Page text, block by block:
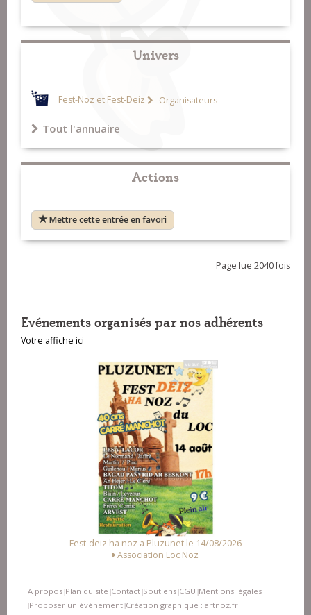
Univers
Fest-Noz et Fest-Deiz Organisateurs
Tout l'annuaire
Actions
Mettre cette entrée en favori
Page lue 2040 fois
Evénements organisés par nos adhérents
Votre affiche ici
Fest-deiz ha noz a Pluzunet le 14/08/2026
Association Loc Noz
A propos Plan du site Contact Soutiens CGU Mentions légales
Proposer un événement Création graphique : artnoz.fr